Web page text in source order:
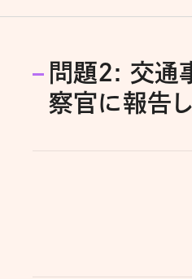
問題2: 交通
察官に報告